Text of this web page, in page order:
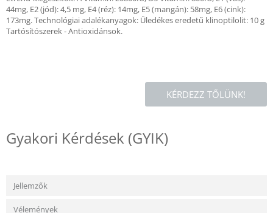
44mg, E2 (jód): 4,5 mg, E4 (réz): 14mg, E5 (mangán): 58mg, E6 (cink):
173mg. Technológiai adalékanyagok: Üledékes eredetű klinoptilolit: 10 g
Tartósítószerek - Antioxidánsok.
KÉRDEZZ TŐLÜNK!
Gyakori Kérdések (GYIK)
Jellemzők
Vélemények